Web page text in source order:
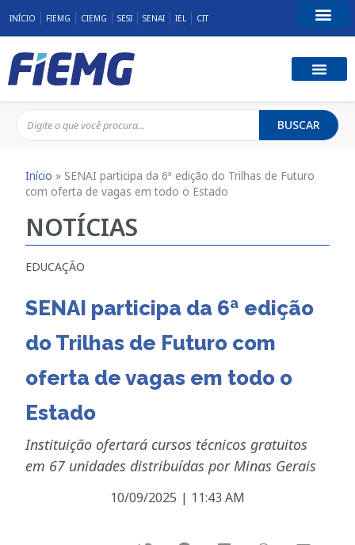
INÍCIO FIEMG CIEMG SESI SENAI IEL CIT
BUSCAR
Início » SENAI participa da 6ª edição do Trilhas de Futuro
com oferta de vagas em todo o Estado
NOTÍCIAS
EDUCAÇÃO
SENAI participa da 6ª edição
do Trilhas de Futuro com
oferta de vagas em todo o
Estado
Instituição ofertará cursos técnicos gratuitos
em 67 unidades distribuídas por Minas Gerais
10/09/2025 | 11:43 AM